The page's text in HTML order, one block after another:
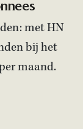
met HN
bij het
maand.